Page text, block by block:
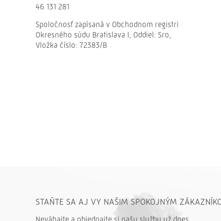
46 131 281
Spoločnosť zapísaná v Obchodnom registri
Okresného súdu Bratislava I, Oddiel: Sro,
Vložka číslo: 72383/B
STAŇTE SA AJ VY NAŠIM SPOKOJNÝM